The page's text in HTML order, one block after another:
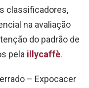
classificadores,
na avaliação
do padrão de
pela illycaffè.
– Expocacer